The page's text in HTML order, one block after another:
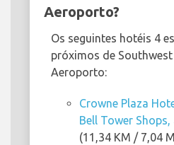
Aeroporto?
Os seguintes hotéis 4
próximos de
Aeroporto:
Crowne Plaza
Bell Tower
(11,34 KM / 7,04